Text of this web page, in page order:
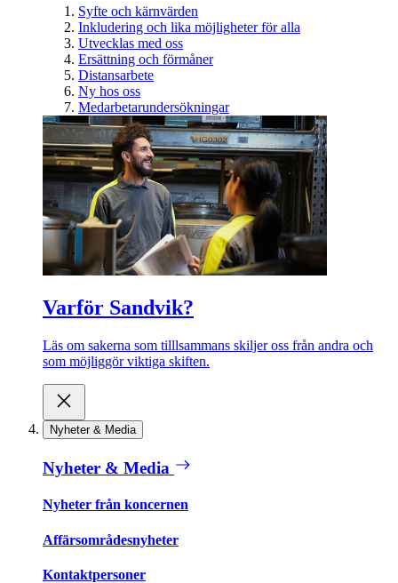
Syfte och kärnvärden
Inkludering och lika möjligheter för alla
Utvecklas med oss
Ersättning och förmåner
Distansarbete
Ny hos oss
Medarbetarundersökningar
Varför Sandvik?
Läs om sakerna som tilllsammans skiljer oss från andra och
som möjliggör viktiga skiften.
Nyheter & Media
Nyheter & Media
Nyheter från koncernen
Affärsområdesnyheter
Kontaktpersoner